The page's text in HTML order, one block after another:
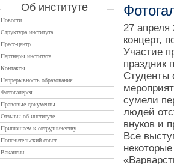
Об институте
Новости
Структура института
Пресс-центр
Партнеры института
Контакты
Непрерывность образования
Фотогалерея
Правовые документы
Отзывы об институте
Приглашаем к сотрудничеству
Попечительский совет
Вакансии
27 апреля
концерт,
Участие
праздник
Студенты
сумели
людей
внуков и
Все